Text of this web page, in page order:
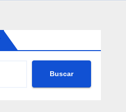
Buscar